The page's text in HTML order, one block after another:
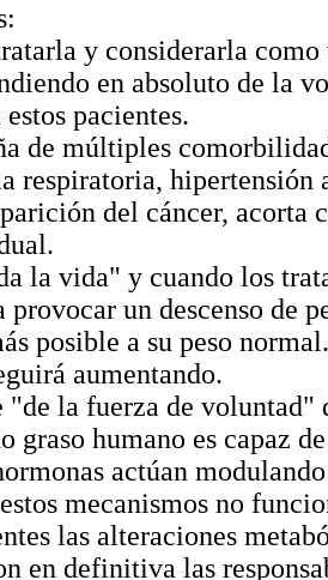
y considerarla
en absoluto de la
pacientes.
de múltiples
respiratoria,
del cáncer,
la vida" y cuando los
un descenso de
posible a su peso normal.
aumentando.
"de la fuerza de
humano es capaz
actúan
mecanismos no
las alteraciones
definitiva las